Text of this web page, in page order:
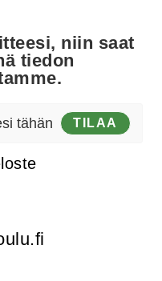
niin saat
tiedon
TILAA